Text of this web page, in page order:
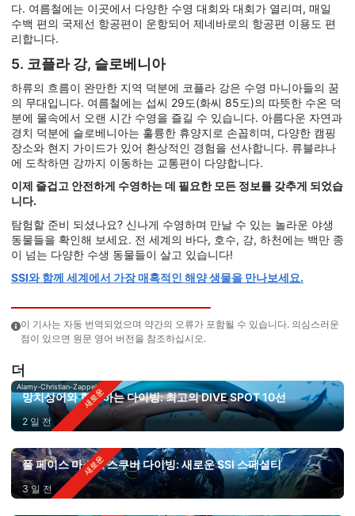
다. 여름철에는 이곳에서 다양한 수영 대회와 대회가 열리며, 매일
수백 편의 국제선 항공편이 운항되어 제네바로의 항공편 이용도 편
리합니다.
5. 코플라 강, 슬로베니아
하류의 흐름이 완만한 지역 덕분에 코플라 강은 수영 마니아들의 꿈
의 무대입니다. 여름철에는 섭씨 29도(화씨 85도)의 따뜻한 수온 덕
분에 물속에서 오랜 시간 수영을 즐길 수 있습니다. 아름다운 자연과
경치 덕분에 슬로베니아는 훌륭한 휴양지로 손꼽히며, 다양한 캠핑
장소와 현지 가이드가 있어 환상적인 경험을 선사합니다. 류블랴나
에 도착하면 강까지 이동하는 교통편이 다양합니다.
이제 즐겁고 안전하게 수영하는 데 필요한 모든 정보를 갖추게 되었습
니다.
탐험할 준비 되셨나요? 신나게 수영하며 만날 수 있는 놀라운 야생
동물들을 확인해 보세요. 전 세계의 바다, 호수, 강, 하천에는 백만 종
이 넘는 다양한 수생 동물들이 살고 있습니다!
SSI와 함께 세계에서 가장 매혹적인 해양 생물을 만나보세요.
이 기사는 자동 번역되었으며 약간의 오류가 포함될 수 있습니다. 의심스러운
점이 있으면 원문 영어 버전을 참조하십시오.
더
Alamy-Christian-Zappel
망치상어와 함께하는 다이빙: 최고의 DIVE SPOT 10선
2 일 전
풀 페이스 마스크 스쿠버 다이빙: 새로운 SSI 스페셜티
3 일 전